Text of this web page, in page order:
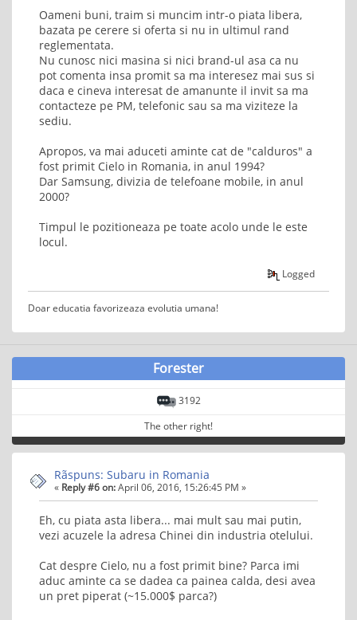
Oameni buni, traim si muncim intr-o piata libera,
bazata pe cerere si oferta si nu in ultimul rand
reglementata.
Nu cunosc nici masina si nici brand-ul asa ca nu
pot comenta insa promit sa ma interesez mai sus si
daca e cineva interesat de amanunte il invit sa ma
contacteze pe PM, telefonic sau sa ma viziteze la
sediu.
Apropos, va mai aduceti aminte cat de "calduros" a
fost primit Cielo in Romania, in anul 1994?
Dar Samsung, divizia de telefoane mobile, in anul
2000?
Timpul le pozitioneaza pe toate acolo unde le este
locul.
Logged
Doar educatia favorizeaza evolutia umana!
Forester
3192
The other right!
Rãspuns: Subaru in Romania
« Reply #6 on:April 06, 2016, 15:26:45 PM »
Eh, cu piata asta libera... mai mult sau mai putin,
vezi acuzele la adresa Chinei din industria otelului.
Cat despre Cielo, nu a fost primit bine? Parca imi
aduc aminte ca se dadea ca painea calda, desi avea
un pret piperat (~15.000$ parca?)